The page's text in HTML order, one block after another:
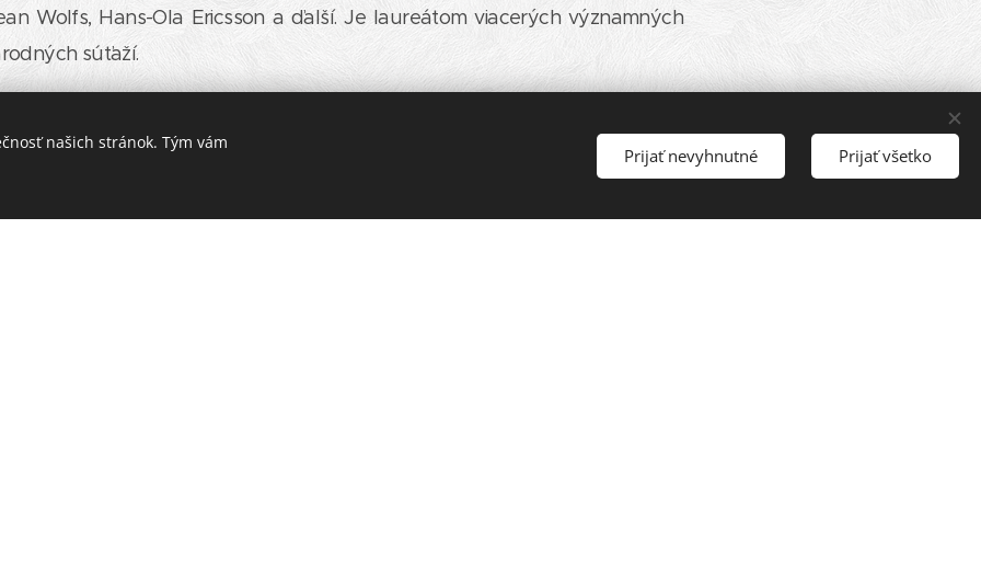
Wolfs, Hans-Ola Ericsson a ďalší. Je laureátom viacerých významných
súťaží.
doktorandské štúdium na Katedre klávesovych nástrojov HTF
našich stránok. Tým vám
Prijať nevyhnutné Prijať všetko